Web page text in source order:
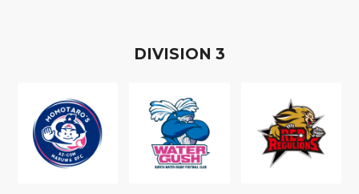
DIVISION 3